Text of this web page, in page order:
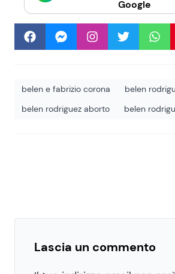
Google
belen e fabrizio corona
belen
belen rodriguez aborto
belen
Lascia un commento